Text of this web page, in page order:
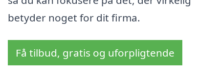
betyder noget for dit firma.
Få tilbud, gratis og uforpligtende